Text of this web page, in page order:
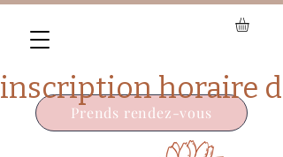
Prends rendez-vous